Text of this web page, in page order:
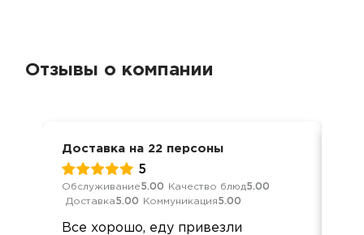
Отзывы о компании
Доставка на 22 персоны
5
Обслуживание5.00 Качество блюд5.00
Доставка5.00 Коммуникация5.00
Все хорошо, еду привезли